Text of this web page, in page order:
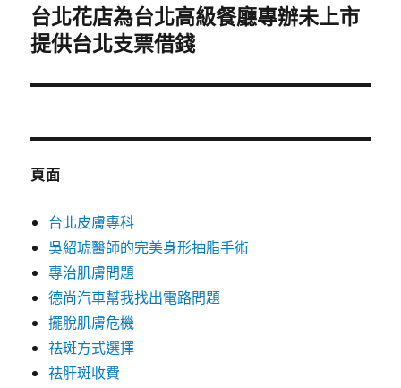
下
一
文
台北花店為台北高級餐廳專辦未上市
提供台北支票借錢
頁面
台北皮膚專科
吳紹琥醫師的完美身形抽脂手術
專治肌膚問題
德尚汽車幫我找出電路問題
擺脫肌膚危機
祛斑方式選擇
祛肝斑收費